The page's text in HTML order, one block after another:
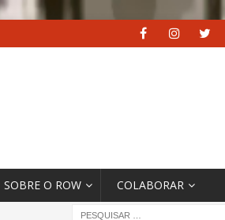
SOBRE O ROW COLABORAR